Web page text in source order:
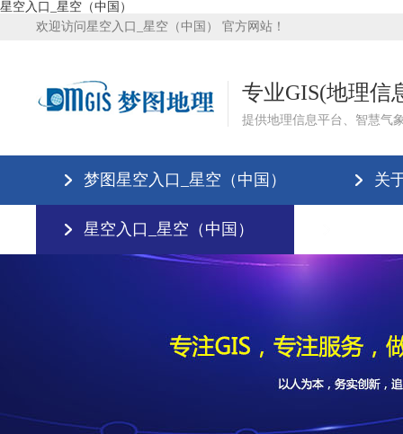
星空入口_星空（中国）
欢迎访问星空入口_星空（中国） 官方网站！
专业GIS(地理信
提供地理信息平台、智慧气
梦图星空入口_星空（中国） 关
星空入口_星空（中国）